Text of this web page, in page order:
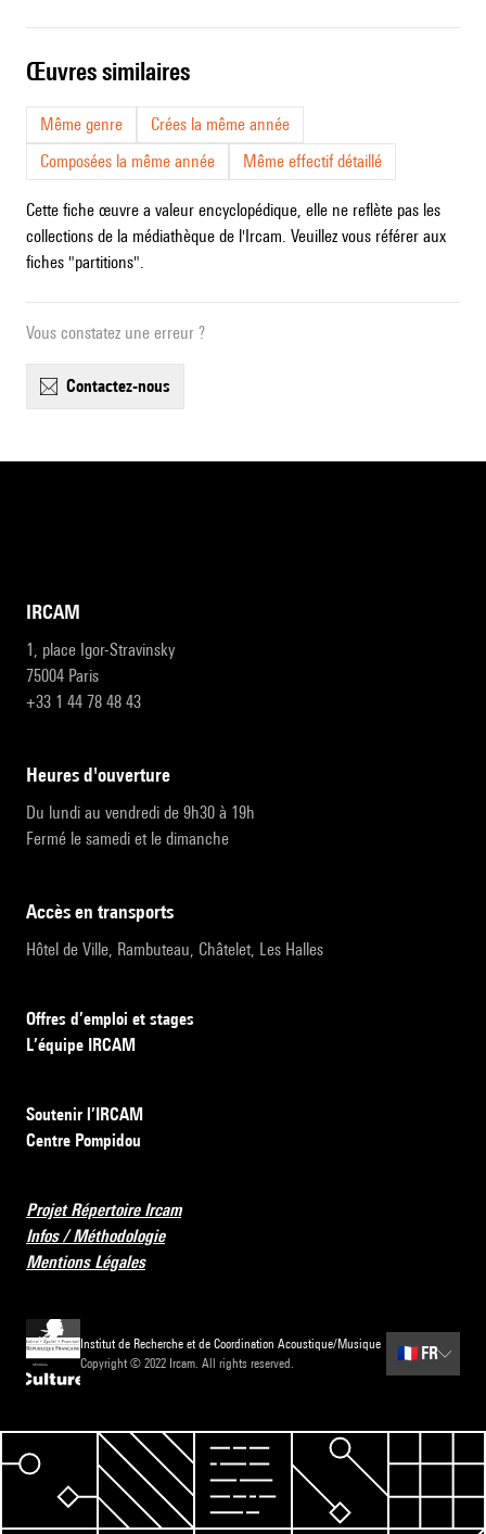
œuvres similaires
Même genre
Crées la même année
Composées la même année
Même effectif détaillé
Cette fiche œuvre a valeur encyclopédique, elle ne reflète pas les
collections de la médiathèque de l'Ircam. Veuillez vous référer aux
fiches "partitions".
Vous constatez une erreur ?
contactez-nous
IRCAM
1, place Igor-Stravinsky
75004 Paris
+33 1 44 78 48 43
heures d'ouverture
Du lundi au vendredi de 9h30 à 19h
Fermé le samedi et le dimanche
accès en transports
Hôtel de Ville, Rambuteau, Châtelet, Les Halles
Offres d’emploi et stages
L’équipe IRCAM
Soutenir l’IRCAM
Centre Pompidou
Projet Répertoire Ircam
Infos / Méthodologie
Mentions Légales
Institut de Recherche et de Coordination Acoustique/Musique
Copyright © 2022 Ircam. All rights reserved.
🇫🇷 FR